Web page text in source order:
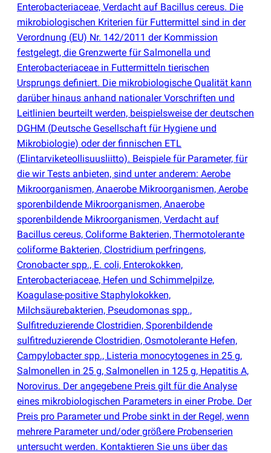
Enterobacteriaceae, Verdacht auf Bacillus cereus. Die
mikrobiologischen Kriterien für Futtermittel sind in der
Verordnung (EU) Nr. 142/2011 der Kommission
festgelegt, die Grenzwerte für Salmonella und
Enterobacteriaceae in Futtermitteln tierischen
Ursprungs definiert. Die mikrobiologische Qualität kann
darüber hinaus anhand nationaler Vorschriften und
Leitlinien beurteilt werden, beispielsweise der deutschen
DGHM (Deutsche Gesellschaft für Hygiene und
Mikrobiologie) oder der finnischen ETL
(Elintarviketeollisuusliitto). Beispiele für Parameter, für
die wir Tests anbieten, sind unter anderem: Aerobe
Mikroorganismen, Anaerobe Mikroorganismen, Aerobe
sporenbildende Mikroorganismen, Anaerobe
sporenbildende Mikroorganismen, Verdacht auf
Bacillus cereus, Coliforme Bakterien, Thermotolerante
coliforme Bakterien, Clostridium perfringens,
Cronobacter spp., E. coli, Enterokokken,
Enterobacteriaceae, Hefen und Schimmelpilze,
Koagulase-positive Staphylokokken,
Milchsäurebakterien, Pseudomonas spp.,
Sulfitreduzierende Clostridien, Sporenbildende
sulfitreduzierende Clostridien, Osmotolerante Hefen,
Campylobacter spp., Listeria monocytogenes in 25 g,
Salmonellen in 25 g, Salmonellen in 125 g, Hepatitis A,
Norovirus. Der angegebene Preis gilt für die Analyse
eines mikrobiologischen Parameters in einer Probe. Der
Preis pro Parameter und Probe sinkt in der Regel, wenn
mehrere Parameter und/oder größere Probenserien
untersucht werden. Kontaktieren Sie uns über das